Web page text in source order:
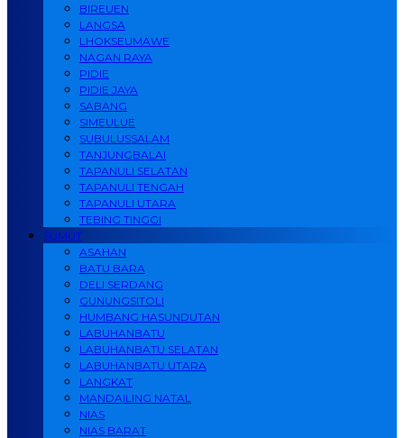
BIREUEN
LANGSA
LHOKSEUMAWE
NAGAN RAYA
PIDIE
PIDIE JAYA
SABANG
SIMEULUE
SUBULUSSALAM
TANJUNGBALAI
TAPANULI SELATAN
TAPANULI TENGAH
TAPANULI UTARA
TEBING TINGGI
SUMUT
ASAHAN
BATU BARA
DELI SERDANG
GUNUNGSITOLI
HUMBANG HASUNDUTAN
LABUHANBATU
LABUHANBATU SELATAN
LABUHANBATU UTARA
LANGKAT
MANDAILING NATAL
NIAS
NIAS BARAT